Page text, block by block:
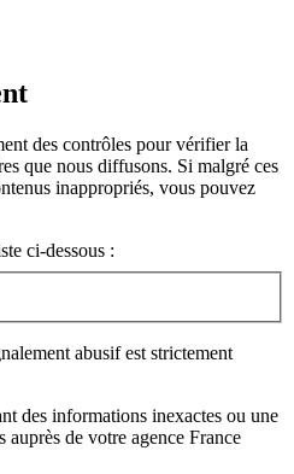
des contrôles pour vérifier la
que nous diffusons. Si malgré ces
inappropriés, vous pouvez
ci-dessous :
abusif est strictement
des informations inexactes ou une
auprès de votre agence France